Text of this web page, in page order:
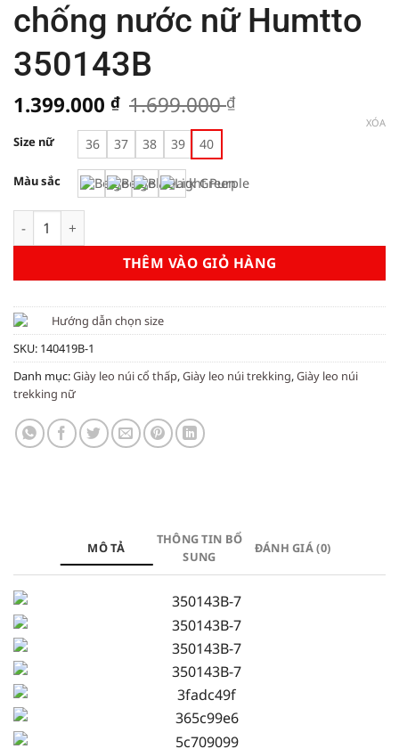
chống nước nữ Humtto
350143B
1.699.000₫
Giá
là:
1.699.000 ₫.
1.399.000 ₫
Giá
tại
1.399.000 ₫.
Size nữ 36 37 38 39 40
Màu sắc
XÓA
Giày leo núi siêu nhẹ chống nước nữ Humtto 350143B số
THÊM VÀO GIỎ HÀNG
Hướng dẫn chọn size
SKU: 140419B-1
Danh mục:Giày leo núi cổ thấp,Giày leo núi trekking,Giày leo núi
trekking nữ
MÔ TẢ
THÔNG TIN BỔ
SUNG
ĐÁNH GIÁ (0)